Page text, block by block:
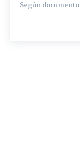
Según